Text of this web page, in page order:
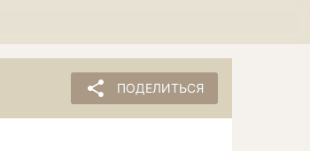
share ПОДЕЛИТЬСЯ